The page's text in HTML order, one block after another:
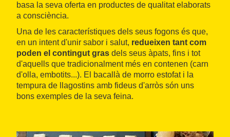
basa la seva oferta en productes de qualitat elaborats
a consciència.
Una de les característiques dels seus fogons és que,
en un intent d'unir sabor i salut, redueixen tant com
poden el contingut gras dels seus àpats, fins i tot
d'aquells que tradicionalment més en contenen (carn
d'olla, embotits...). El bacallà de morro estofat i la
tempura de llagostins amb fideus d'arròs són uns
bons exemples de la seva feina.